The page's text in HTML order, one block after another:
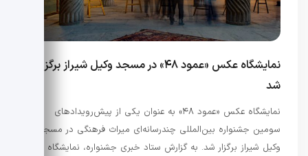
نمایشگاه عکس «عمود ۴۸» در مسجد وکیل شیراز برگزار
شد
نمایشگاه عکس «عمود ۴۸» به عنوان یکی از پیش‌رویدادهای
سومین جشنواره بین‌المللی چندرسانه‌ای میراث فرهنگی در مسجد
وکیل شیراز برگزار شد. به گزارش ستاد خبری جشنواره، نمایشگاه